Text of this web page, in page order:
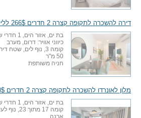
דירה להשכרה לתקופה קצרה 2 חדרים 266$ ללילה
בת ים, אזור הים, 1 חדרי שינה + סלון
כיווני אוויר: דרום, מערב
קומה 3, נוף לים, שטח דירה
50 מ"ר
חניה משותפת
מלון לאונרדו להשכרה לתקופה קצרה 2 חדרים 250$ ללילה
בת ים, אזור הים, 1 חדרי שינה + סלון
קומה 17
ארנה